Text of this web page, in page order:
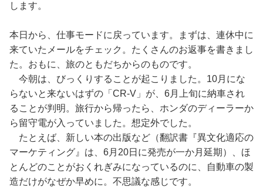
します。
本日から、仕事モードに戻っています。まずは、連休中に
来ていたメールをチェック。たくさんのお返事を書きまし
た。おもに、旅のともだちからのものです。
今朝は、びっくりすることが起こりました。10月にな
らないと来ないはずの「CR-V」が、6月上旬に納車され
ることが判明。旅行から帰ったら、ホンダのディーラーか
ら留守電が入っていました。想定外でした。
たとえば、新しい本の出版など（翻訳書『異文化適応の
マーケティング』は、6月20日に発売が一か月延期）、ほ
とんどのことがおくれぎみになっているのに、自動車の製
造だけがなぜか早めに。不思議な感じです。